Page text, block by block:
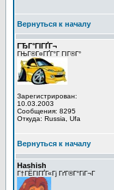
Вернуться к началу
ГЂГ°ГІГҐГ¬
ГЊГ®Г¤ГҐГ°Г ГІГ®Г°
Зарегистрирован:
10.03.2003
Сообщения: 8295
Откуда: Russia, Ufa
Вернуться к началу
Hashish
Г†ГЁГІГҐГ«Гј ГґГ®Г°ГіГ¬Г